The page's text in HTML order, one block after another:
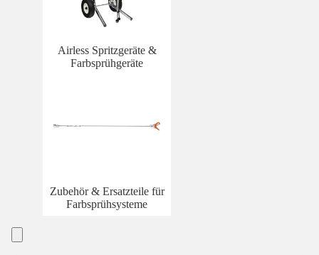
Airless Spritzgeräte &
Farbsprühgeräte
Zubehör & Ersatzteile für
Farbsprühsysteme